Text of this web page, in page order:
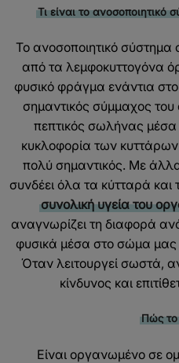
Τι είναι το ανοσοποιητικό
Το ανοσοποιητικό σύστημα
από τα λεμφοκυττογόνα
φυσικό φράγμα ενάντια
σημαντικός σύμμαχος του
πεπτικός σωλήνας μέσα
κυκλοφορία των κυττάρων
πολύ σημαντικός. Με
συνδέει όλα τα κύτταρά
συνολική υγεία του
αναγνωρίζει τη διαφορά
φυσικά μέσα στο σώμα μας
Όταν λειτουργεί σωστά,
κίνδυνος και
Πώς το
Είναι οργανωμένο σε